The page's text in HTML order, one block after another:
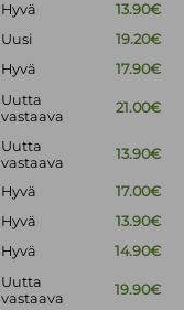
Hyvä
13.90€
Uusi
19.20€
Hyvä
17.90€
Uutta
vastaava
21.00€
Uutta
vastaava
13.90€
Hyvä
17.00€
Hyvä
13.90€
Hyvä
14.90€
Uutta
vastaava
19.90€